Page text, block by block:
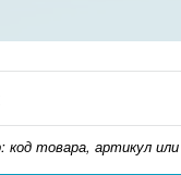
код товара, артикул